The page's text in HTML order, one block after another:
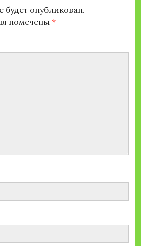
будет опубликован.
помечены *